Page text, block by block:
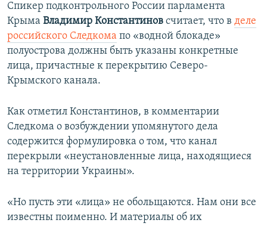
Спикер подконтрольного России парламента
Крыма Владимир Константинов считает, что в деле
российского Следкома по «водной блокаде»
полуострова должны быть указаны конкретные
лица, причастные к перекрытию Северо-
Крымского канала.
Как отметил Константинов, в комментарии
Следкома о возбуждении упомянутого дела
содержится формулировка о том, что канал
перекрыли «неустановленные лица, находящиеся
на территории Украины».
«Но пусть эти «лица» не обольщаются. Нам они все
известны поименно. И материалы об их